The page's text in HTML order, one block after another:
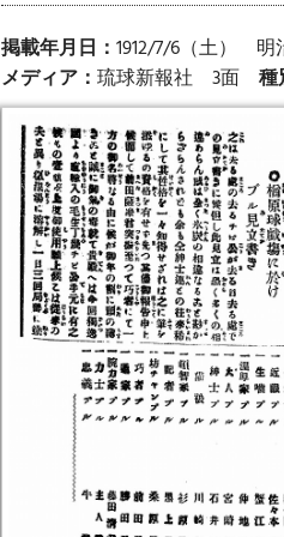
掲載年月日： 1912/7/6（土） 明
メディア： 琉球新報社 3面 種